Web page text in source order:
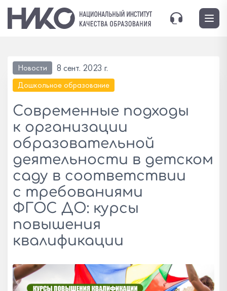
Новости 8 сент. 2023 г.
Дошкольное образование
Современные подходы
к организации
образовательной
деятельности в детском
саду в соответствии
с требованиями
ФГОС ДО: курсы
повышения
квалификации